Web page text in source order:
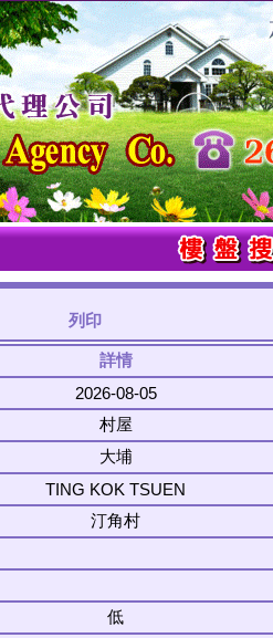
列印
詳情
2026-08-05
村屋
大埔
TING KOK TSUEN
汀角村
低